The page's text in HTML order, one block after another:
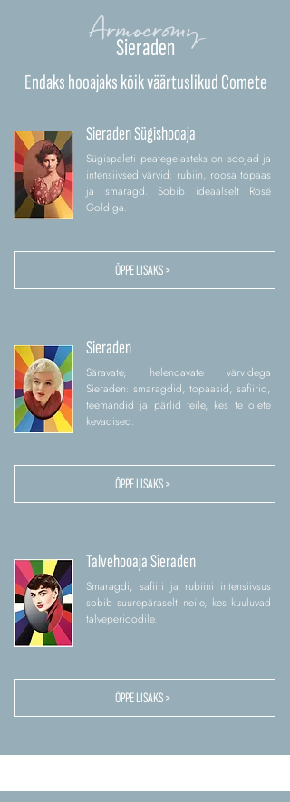
Armocromy
Sieraden
Endaks hooajaks kõik väärtuslikud Comete
Sieraden Sügishooaja
Sügispaleti peategelasteks on soojad ja
intensiivsed värvid: rubiin, roosa topaas
ja smaragd. Sobib ideaalselt Rosé
Goldiga.
ÕPPE LISAKS >
Sieraden
Säravate, helendavate värvidega
Sieraden: smaragdid, topaasid, safiirid,
teemandid ja pärlid teile, kes te olete
kevadised.
ÕPPE LISAKS >
Talvehooaja Sieraden
Smaragdi, safiiri ja rubiini intensiivsus
sobib suurepäraselt neile, kes kuuluvad
talveperioodile.
ÕPPE LISAKS >